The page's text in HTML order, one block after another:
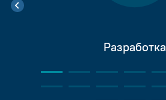
Разработка